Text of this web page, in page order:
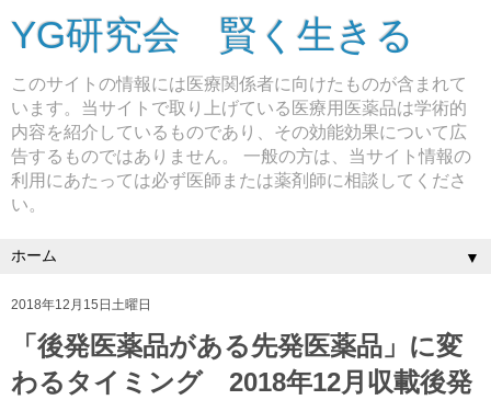
YG研究会 賢く生きる
このサイトの情報には医療関係者に向けたものが含まれて
います。当サイトで取り上げている医療用医薬品は学術的
内容を紹介しているものであり、その効能効果について広
告するものではありません。 一般の方は、当サイト情報の
利用にあたっては必ず医師または薬剤師に相談してくださ
い。
▼
2018年12月15日土曜日
「後発医薬品がある先発医薬品」に変
わるタイミング 2018年12月収載後発